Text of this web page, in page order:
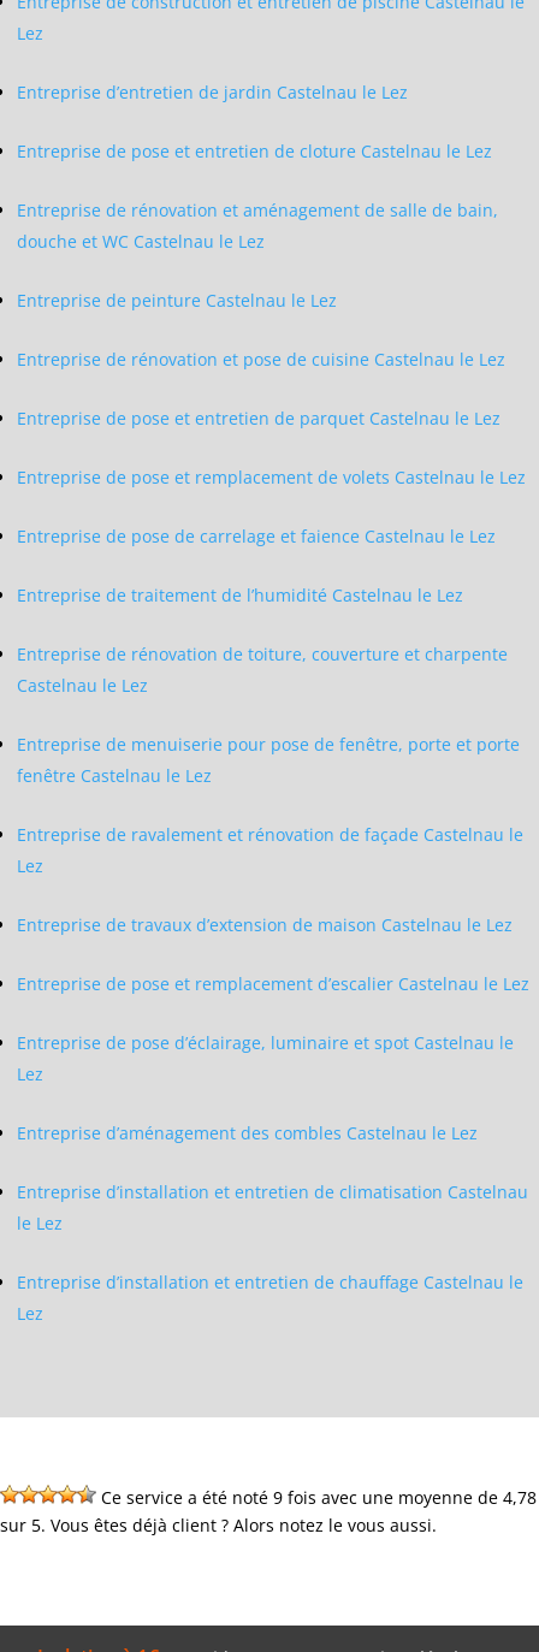
Lez
Entreprise d’entretien de jardin Castelnau le Lez
Entreprise de pose et entretien de cloture Castelnau le Lez
Entreprise de rénovation et aménagement de salle de bain,
douche et WC Castelnau le Lez
Entreprise de peinture Castelnau le Lez
Entreprise de rénovation et pose de cuisine Castelnau le Lez
Entreprise de pose et entretien de parquet Castelnau le Lez
Entreprise de pose et remplacement de volets Castelnau le Lez
Entreprise de pose de carrelage et faience Castelnau le Lez
Entreprise de traitement de l’humidité Castelnau le Lez
Entreprise de rénovation de toiture, couverture et charpente
Castelnau le Lez
Entreprise de menuiserie pour pose de fenêtre, porte et porte
fenêtre Castelnau le Lez
Entreprise de ravalement et rénovation de façade Castelnau le
Lez
Entreprise de travaux d’extension de maison Castelnau le Lez
Entreprise de pose et remplacement d’escalier Castelnau le Lez
Entreprise de pose d’éclairage, luminaire et spot Castelnau le
Lez
Entreprise d’aménagement des combles Castelnau le Lez
Entreprise d’installation et entretien de climatisation Castelnau
le Lez
Entreprise d’installation et entretien de chauffage Castelnau le
Lez
Ce service a été noté 9 fois avec une moyenne de 4,78
sur 5. Vous êtes déjà client ? Alors notez le vous aussi.